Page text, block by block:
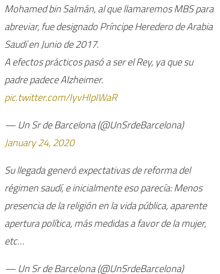
Mohamed bin Salmán, al que llamaremos MBS para
abreviar, fue designado Príncipe Heredero de Arabia
Saudí en Junio de 2017.
A efectos prácticos pasó a ser el Rey, ya que su
padre padece Alzheimer.
pic.twitter.com/IyvHIpIWaR
— Un Sr de Barcelona (@UnSrdeBarcelona)
January 24, 2020
Su llegada generó expectativas de reforma del
régimen saudí, e inicialmente eso parecía: Menos
presencia de la religión en la vida pública, aparente
apertura política, más medidas a favor de la mujer,
etc…
— Un Sr de Barcelona (@UnSrdeBarcelona)